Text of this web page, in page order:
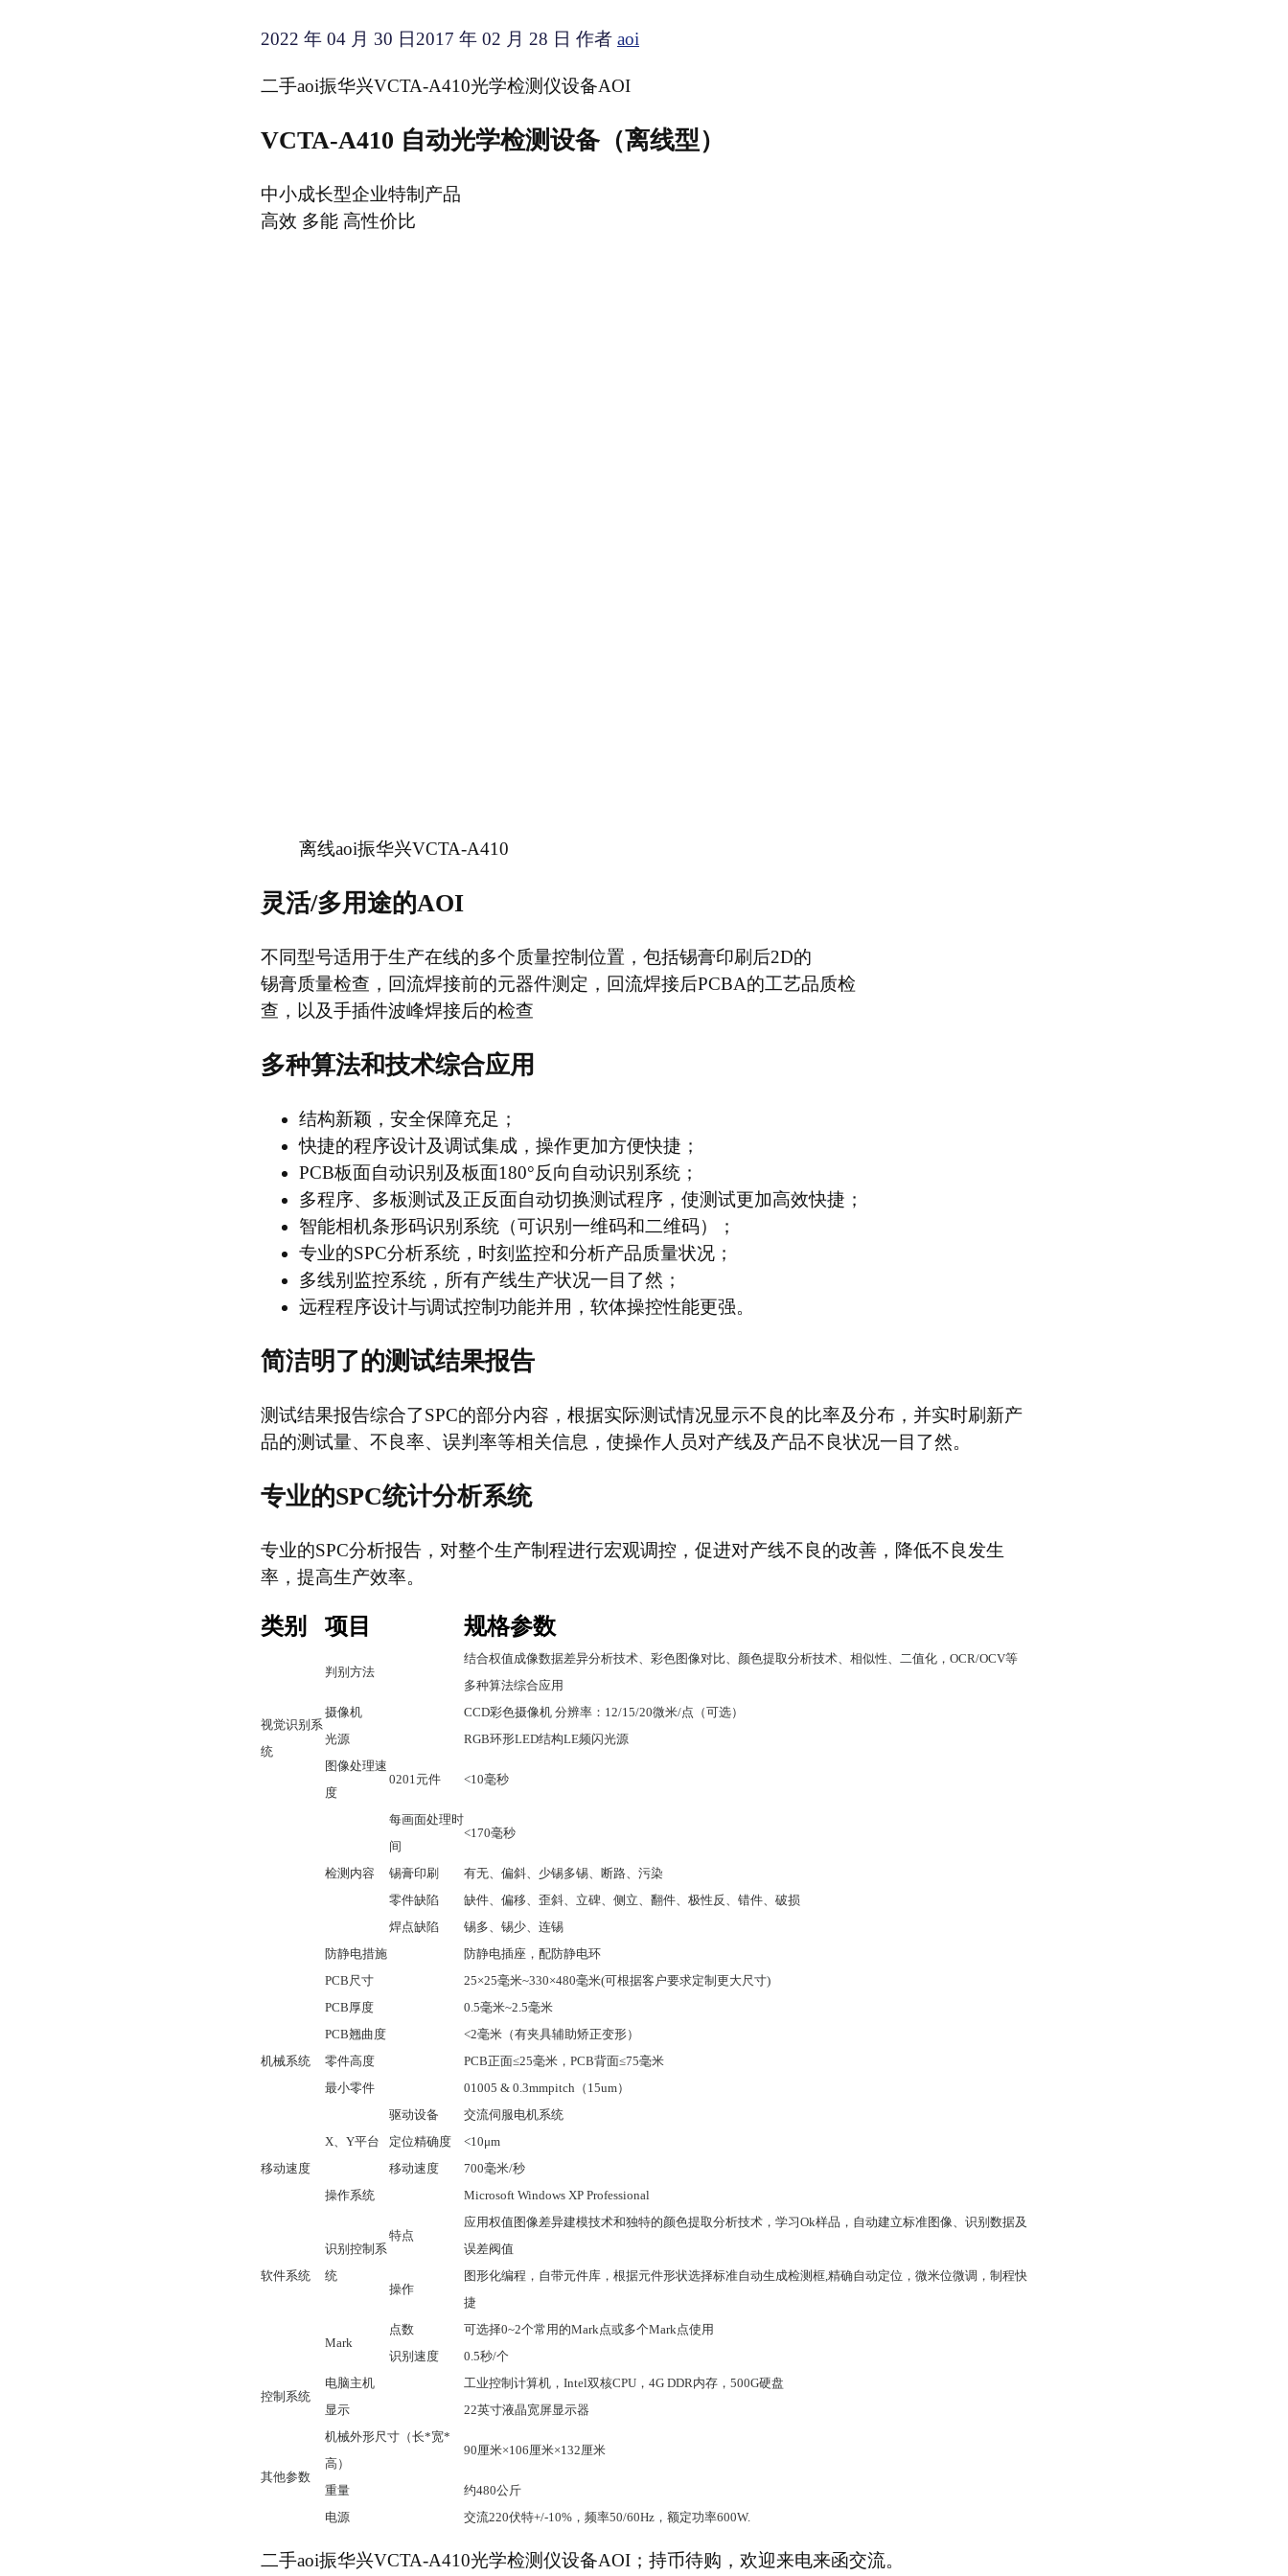
2022 年 04 月 30 日2017 年 02 月 28 日 作者 aoi
二手aoi振华兴VCTA-A410光学检测仪设备AOI
VCTA-A410 自动光学检测设备（离线型）
中小成长型企业特制产品
高效 多能 高性价比
离线aoi振华兴VCTA-A410
灵活/多用途的AOI
不同型号适用于生产在线的多个质量控制位置，包括锡膏印刷后2D的
锡膏质量检查，回流焊接前的元器件测定，回流焊接后PCBA的工艺品质检
查，以及手插件波峰焊接后的检查
多种算法和技术综合应用
结构新颖，安全保障充足；
快捷的程序设计及调试集成，操作更加方便快捷；
PCB板面自动识别及板面180°反向自动识别系统；
多程序、多板测试及正反面自动切换测试程序，使测试更加高效快捷；
智能相机条形码识别系统（可识别一维码和二维码）；
专业的SPC分析系统，时刻监控和分析产品质量状况；
多线别监控系统，所有产线生产状况一目了然；
远程程序设计与调试控制功能并用，软体操控性能更强。
简洁明了的测试结果报告
测试结果报告综合了SPC的部分内容，根据实际测试情况显示不良的比率及分布，并实时刷新产
品的测试量、不良率、误判率等相关信息，使操作人员对产线及产品不良状况一目了然。
专业的SPC统计分析系统
专业的SPC分析报告，对整个生产制程进行宏观调控，促进对产线不良的改善，降低不良发生
率，提高生产效率。
类别 项目 规格参数
视觉识别系
统
判别方法
结合权值成像数据差异分析技术、彩色图像对比、颜色提取分析技术、相似性、二值化， OCR/OCV等
多种算法综合应用
摄像机
CCD彩色摄像机 分辨率： 12/15/20微米/点（可选）
光源
RGB环形LED结构LE频闪光源
图像处理速
度
0201元件 <10毫秒
每画面处理时
间
<170毫秒
检测内容 锡膏印刷
有无、偏斜、少锡多锡、断路、污染
零件缺陷
缺件、偏移、歪斜、立碑、侧立、翻件、极性反、错件、破损
焊点缺陷
锡多、锡少、连锡
防静电措施
防静电插座，配防静电环
机械系统
PCB尺寸 25×25毫米~330×480毫米(可根据客户要求定制更大尺寸)
PCB厚度 0.5毫米~2.5毫米
PCB翘曲度 <2毫米（有夹具辅助矫正变形）
零件高度
PCB正面≤25毫米， PCB背面≤75毫米
最小零件
01005 & 0.3mmpitch （ 15um）
X、 Y平台
驱动设备
交流伺服电机系统
定位精确度
<10μm
移动速度
移动速度 700毫米/秒
软件系统
操作系统 Microsoft Windows XP Professional
识别控制系
统
特点
应用权值图像差异建模技术和独特的颜色提取分析技术，学习Ok样品，自动建立标准图像、识别数据及
误差阀值
操作
图形化编程，自带元件库，根据元件形状选择标准自动生成检测框,精确自动定位，微米位微调，制程快
捷
Mark
点数 可选择0~2个常用的Mark点或多个Mark点使用
识别速度
0.5秒/个
控制系统
电脑主机 工业控制计算机， Intel双核CPU ， 4G DDR内存， 500G硬盘
显示
22英寸液晶宽屏显示器
其他参数
机械外形尺寸（长*宽*
高）
90厘米×106厘米×132厘米
重量 约480公斤
电源
交流220伏特+/-10% ，频率50/60Hz ，额定功率600W.
二手aoi振华兴VCTA-A410光学检测仪设备AOI；持币待购，欢迎来电来函交流。